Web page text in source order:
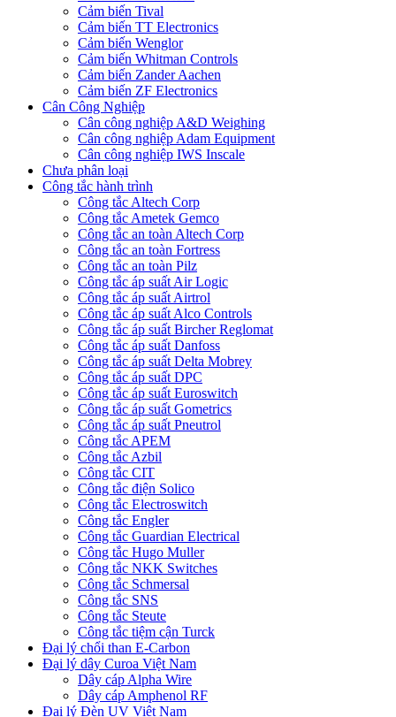
Cảm biến Tival
Cảm biến TT Electronics
Cảm biến Wenglor
Cảm biến Whitman Controls
Cảm biến Zander Aachen
Cảm biến ZF Electronics
Cân Công Nghiệp
Cân công nghiệp A&D Weighing
Cân công nghiệp Adam Equipment
Cân công nghiệp IWS Inscale
Chưa phân loại
Công tắc hành trình
Công tắc Altech Corp
Công tắc Ametek Gemco
Công tắc an toàn Altech Corp
Công tắc an toàn Fortress
Công tắc an toàn Pilz
Công tắc áp suất Air Logic
Công tắc áp suất Airtrol
Công tắc áp suất Alco Controls
Công tắc áp suất Bircher Reglomat
Công tắc áp suất Danfoss
Công tắc áp suất Delta Mobrey
Công tắc áp suất DPC
Công tắc áp suất Euroswitch
Công tắc áp suất Gometrics
Công tắc áp suất Pneutrol
Công tắc APEM
Công tắc Azbil
Công tắc CIT
Công tắc điện Solico
Công tắc Electroswitch
Công tắc Engler
Công tắc Guardian Electrical
Công tắc Hugo Muller
Công tắc NKK Switches
Công tắc Schmersal
Công tắc SNS
Công tắc Steute
Công tắc tiệm cận Turck
Đại lý chổi than E-Carbon
Đại lý dây Curoa Việt Nam
Dây cáp Alpha Wire
Dây cáp Amphenol RF
Đại lý Đèn UV Việt Nam